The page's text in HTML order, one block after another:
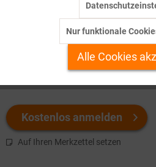
Welchen Download
Kostenlos anmelden
Auf Ihren Merkzettel setzen
Personalisierung
Service
Nur funktionale
Alle Cookies